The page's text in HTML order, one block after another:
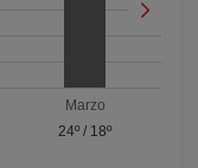
Marzo
24º / 18º